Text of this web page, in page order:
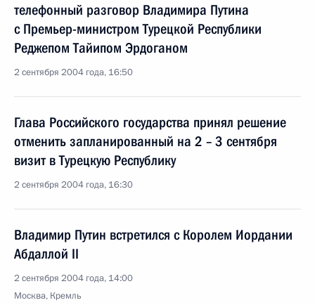
телефонный разговор Владимира Путина
с Премьер-министром Турецкой Республики
Реджепом Тайипом Эрдоганом
2 сентября 2004 года, 16:50
Глава Российского государства принял решение
отменить запланированный на 2 – 3 сентября
визит в Турецкую Республику
2 сентября 2004 года, 16:30
Владимир Путин встретился с Королем Иордании
Абдаллой II
2 сентября 2004 года, 14:00
Москва, Кремль